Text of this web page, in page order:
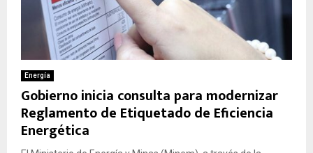
Energía
Gobierno inicia consulta para modernizar
Reglamento de Etiquetado de Eficiencia
Energética